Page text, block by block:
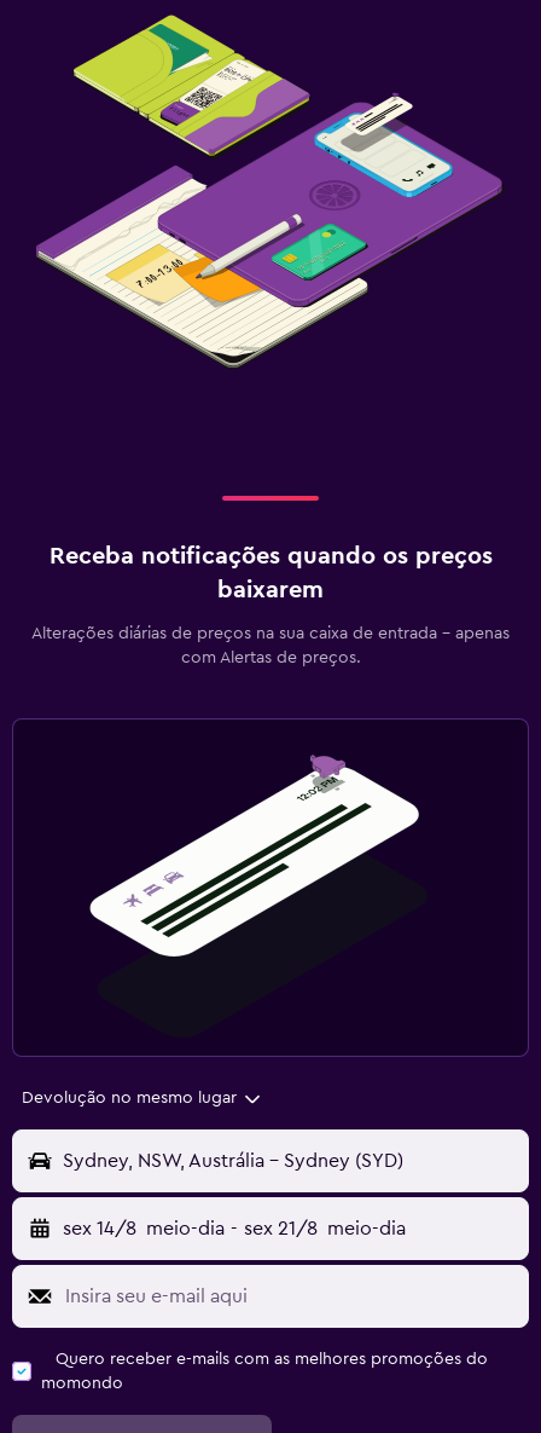
Receba notificações quando os preços
baixarem
Alterações diárias de preços na sua caixa de entrada - apenas
com Alertas de preços.
Devolução no mesmo lugar
Sydney, NSW, Austrália - Sydney (SYD)
sex 14/8 meio-dia - sex 21/8 meio-dia
Quero receber e-mails com as melhores promoções do
momondo